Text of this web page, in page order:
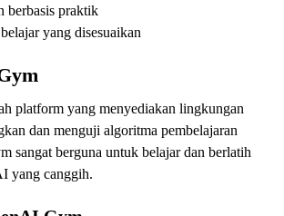
berbasis praktik
yang disesuaikan
platform yang menyediakan lingkungan
dan menguji algoritma pembelajaran
sangat berguna untuk belajar dan berlatih
yang canggih.